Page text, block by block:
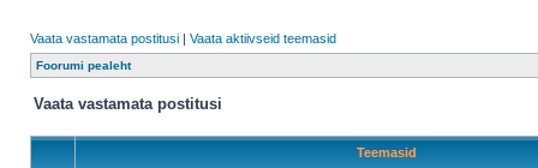
Vaata vastamata postitusi | Vaata aktiivseid teemasid
Foorumi pealeht
Vaata vastamata postitusi
Teemasid